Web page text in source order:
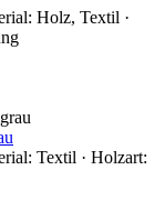
Holz, Textil ·
Textil · Holzart: